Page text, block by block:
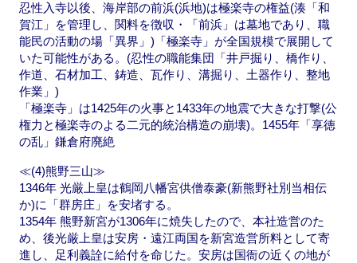
忍性入寺以後、海岸部の前浜(浜地)は極楽寺の権益(湊「和
賀江」を管理し、関料を徴収・「前浜」は墓地であり、職
能民の活動の場「異界」)「極楽寺」が全国規模で展開して
いた可能性がある。(忍性の職能集団「井戸掘り、橋作り、
作道、石材加工、鋳造、瓦作り、溝掘り、土器作り、整地
作業」)
「極楽寺」は1425年の火事と1433年の地震で大きな打撃(公
権力と極楽寺のよる二元的統治構造の崩壊)。1455年「享徳
の乱」鎌倉府廃絶
≪(4)熊野三山≫
1346年 光厳上皇は鶴岡八幡宮供僧泰豪(新熊野社別当相伝
か)に「群房庄」を安堵する。
1354年 熊野新宮が1306年に焼失したので、本社造営のた
め、後光厳上皇は安房・遠江両国を新宮造営所料として寄
進し、足利義詮に給付を命じた。安房は国衙の近くの地が